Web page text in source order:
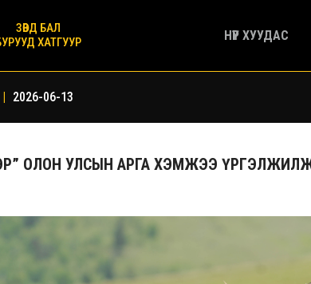
ЗӨВД БАЛ
ХАТГУУР
НҮҮР ХУУДАС
| 2026-06-13
ОЛОН УЛСЫН АРГА ХЭМЖЭЭ